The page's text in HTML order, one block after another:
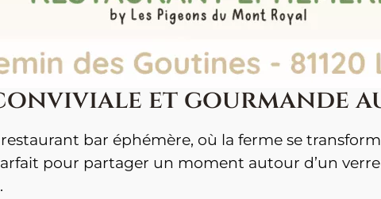
et gourmande
bar éphémère, où la ferme se
pour partager un moment autour d’un